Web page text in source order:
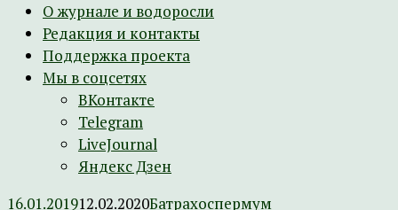
О журнале и водоросли
Редакция и контакты
Поддержка проекта
Мы в соцсетях
ВКонтакте
Telegram
LiveJournal
Яндекс Дзен
16.01.201912.02.2020Батрахоспермум